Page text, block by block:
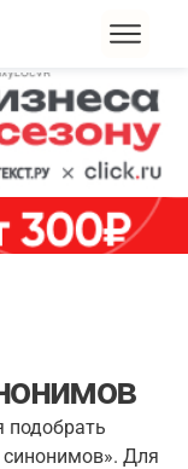
подобрать
синонимов». Для